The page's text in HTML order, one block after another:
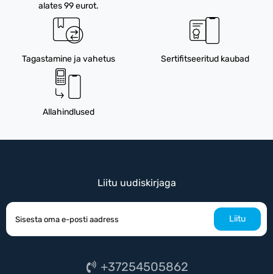
alates 99 eurot.
Tagastamine ja vahetus Sertifitseeritud kaubad
Allahindlused
Liitu uudiskirjaga
Liitu
+37254505862